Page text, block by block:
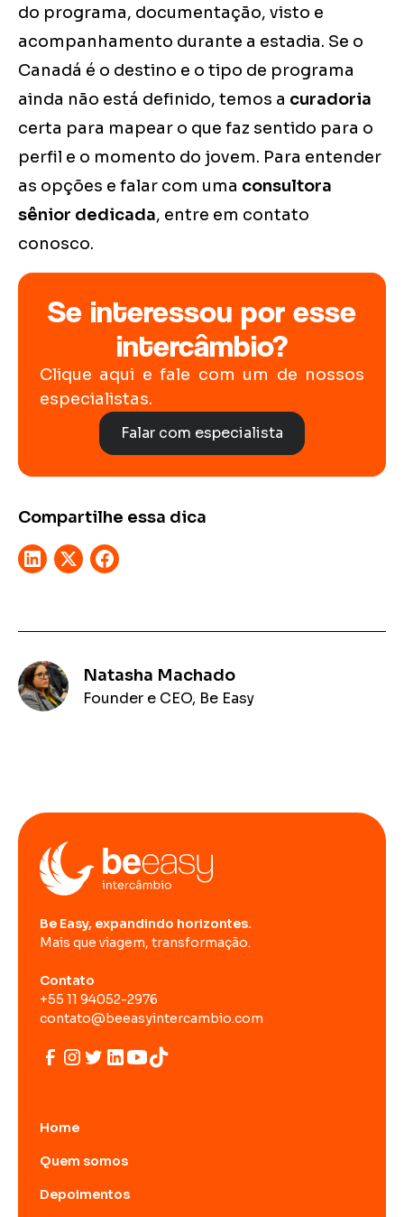
do programa, documentação, visto e
acompanhamento durante a estadia. Se o
Canadá é o destino e o tipo de programa
ainda não está definido, temos a curadoria
certa para mapear o que faz sentido para o
perfil e o momento do jovem. Para entender
as opções e falar com uma consultora
sênior dedicada, entre em contato
conosco.
Se interessou por esse
intercâmbio?
Clique aqui e fale com um de nossos
especialistas.
Falar com especialista
Compartilhe essa dica
Natasha Machado
Founder e CEO, Be Easy
Be Easy, expandindo horizontes.
Mais que viagem, transformação.
Contato
+55 11 94052-2976
contato@beeasyintercambio.com
Home
Quem somos
Depoimentos